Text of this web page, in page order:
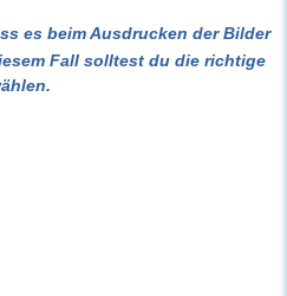
es beim Ausdrucken der Bilder
Fall solltest du die richtige